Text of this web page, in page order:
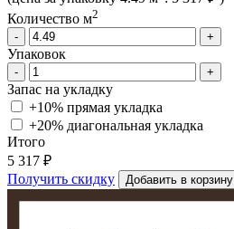
Количество м2
-
+
Упаковок
- +
Запас на укладку
+10% прямая укладка
+20% диагональная укладка
Итого
5 317 ₽
Получить скидку
Добавить в корзину